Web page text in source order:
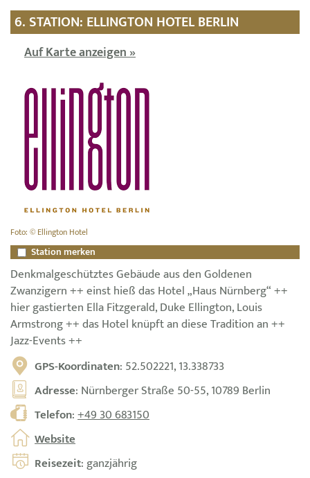
6. STATION: ELLINGTON HOTEL BERLIN
Auf Karte anzeigen »
Foto: © Ellington Hotel
Station merken
Denkmalgeschütztes Gebäude aus den Goldenen
Zwanzigern ++ einst hieß das Hotel „Haus Nürnberg“ ++
hier gastierten Ella Fitzgerald, Duke Ellington, Louis
Armstrong ++ das Hotel knüpft an diese Tradition an ++
Jazz-Events ++
GPS-Koordinaten: 52.502221, 13.338733
Adresse: Nürnberger Straße 50-55, 10789 Berlin
Telefon:+49 30 683150
Website
Reisezeit: ganzjährig